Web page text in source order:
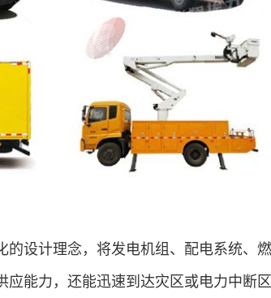
的设计理念，将发电机组、配电系统、
应能力，还能迅速到达灾区或电力中断